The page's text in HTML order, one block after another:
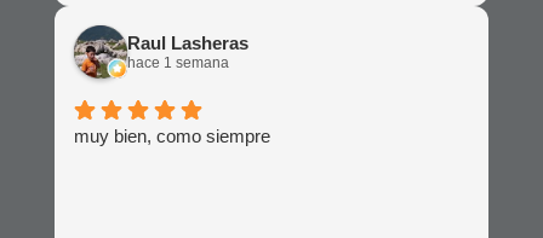
Raul Lasheras
hace 1 semana
muy bien, como siempre